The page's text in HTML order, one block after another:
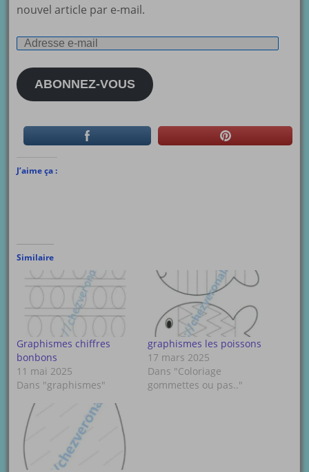
nouvel article par e-mail.
Adresse
mail
ABONNEZ-VOUS
J’aime ça :
Similaire
Graphismes chiffres
bonbons
11 mai 2025
Dans "graphismes"
graphismes les poissons
17 mars 2025
Dans "Coloriage
gommettes ou pas.."